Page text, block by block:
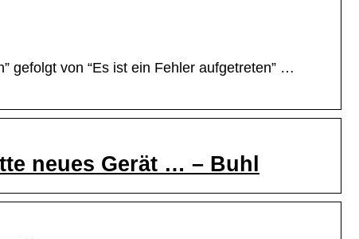
gefolgt von “Es ist ein Fehler aufgetreten” …
neues Gerät … – Buhl